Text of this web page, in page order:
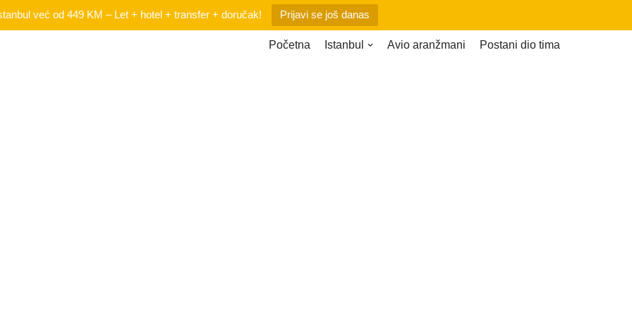
već od 449 KM – Let + hotel + transfer + doručak! Prijavi se još danas
Početna Istanbul Avio aranžmani Postani dio tima